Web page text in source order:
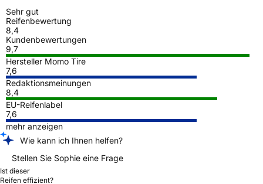
Sehr gut
Reifenbewertung
8,4
Kundenbewertungen
9,7
Hersteller Momo Tire
7,6
Redaktionsmeinungen
8,4
EU-Reifenlabel
7,6
mehr anzeigen
Wie kann ich Ihnen helfen?
Stellen Sie Sophie eine Frage
Ist dieser
Reifen effizient?